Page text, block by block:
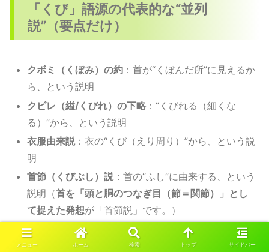
「くび」語源の代表的な“並列
説”（要点だけ）
クボミ（くぼみ）の約 ：首が“くぼんだ所”に見えるか
ら、という説明
クビレ（縊/くびれ）の下略 ：“くびれる（細くな
る）”から、という説明
衣服由来説 ：衣の“くび（えり周り）”から、という説
明
首節（くびぶし）説 ：首の“ふし”に由来する、という
説明（首を「頭と胴のつなぎ目（節＝関節）」とし
て捉えた発想が「首節説」です。）
「頸」の音に関係する説：漢字音との関連を考える
説明
メニュー ホーム 検索 トップ サイドバー